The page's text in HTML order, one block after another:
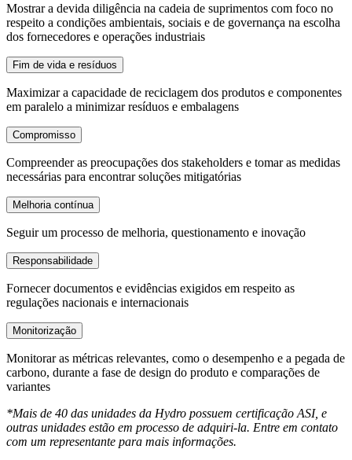
Mostrar a devida diligência na cadeia de suprimentos com foco no
respeito a condições ambientais, sociais e de governança na escolha
dos fornecedores e operações industriais
Fim de vida e resíduos
Maximizar a capacidade de reciclagem dos produtos e componentes
em paralelo a minimizar resíduos e embalagens
Compromisso
Compreender as preocupações dos stakeholders e tomar as medidas
necessárias para encontrar soluções mitigatórias
Melhoria contínua
Seguir um processo de melhoria, questionamento e inovação
Responsabilidade
Fornecer documentos e evidências exigidos em respeito as
regulações nacionais e internacionais
Monitorização
Monitorar as métricas relevantes, como o desempenho e a pegada de
carbono, durante a fase de design do produto e comparações de
variantes
*Mais de 40 das unidades da Hydro possuem certificação ASI, e
outras unidades estão em processo de adquiri-la. Entre em contato
com um representante para mais informações.